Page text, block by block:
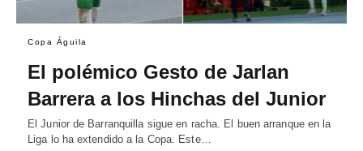
Copa Águila
El polémico Gesto de Jarlan
Barrera a los Hinchas del Junior
El Junior de Barranquilla sigue en racha. El buen arranque en la
Liga lo ha extendido a la Copa. Este…